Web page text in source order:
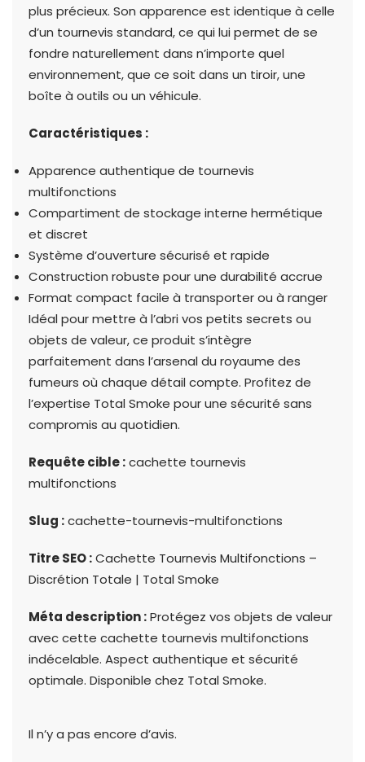
plus précieux. Son apparence est identique à celle
d’un tournevis standard, ce qui lui permet de se
fondre naturellement dans n’importe quel
environnement, que ce soit dans un tiroir, une
boîte à outils ou un véhicule.
Caractéristiques :
Apparence authentique de tournevis
multifonctions
Compartiment de stockage interne hermétique
et discret
Système d’ouverture sécurisé et rapide
Construction robuste pour une durabilité accrue
Format compact facile à transporter ou à ranger
Idéal pour mettre à l’abri vos petits secrets ou
objets de valeur, ce produit s’intègre
parfaitement dans l’arsenal du royaume des
fumeurs où chaque détail compte. Profitez de
l’expertise Total Smoke pour une sécurité sans
compromis au quotidien.
Requête cible :cachette tournevis
multifonctions
Slug :cachette-tournevis-multifonctions
Titre SEO :Cachette Tournevis Multifonctions –
Discrétion Totale | Total Smoke
Méta description :Protégez vos objets de valeur
avec cette cachette tournevis multifonctions
indécelable. Aspect authentique et sécurité
optimale. Disponible chez Total Smoke.
Il n’y a pas encore d’avis.